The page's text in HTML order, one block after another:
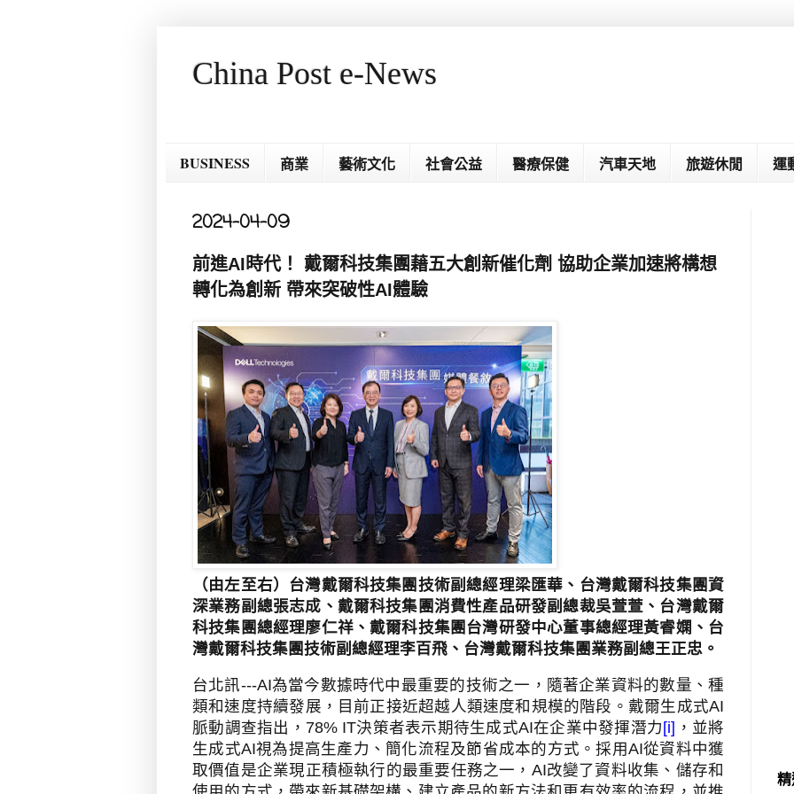
China Post e-News
BUSINESS 商業 藝術文化 社會公益 醫療保健 汽車天地 旅遊休閒 運
2024-04-09
前進AI時代！ 戴爾科技集團藉五大創新催化劑 協助企業加速將構想
轉化為創新 帶來突破性AI體驗
（由左至右）台灣戴爾科技集團技術副總經理梁匯華、台灣戴爾科技集團資
深業務副總張志成、戴爾科技集團消費性產品研發副總裁吳萱萱、台灣戴爾
科技集團總經理廖仁祥、戴爾科技集團台灣研發中心董事總經理黃睿嫻、台
灣戴爾科技集團技術副總經理李百飛、台灣戴爾科技集團業務副總王正忠。
台北訊---AI為當今數據時代中最重要的技術之一，隨著企業資料的數量、種
類和速度持續發展，目前正接近超越人類速度和規模的階段。戴爾生成式AI
脈動調查指出， 78% IT決策者表示期待生成式AI在企業中發揮潛力 [i] ，並將
生成式AI視為提高生產力、簡化流程及節省成本的方式。採用AI從資料中獲
取價值是企業現正積極執行的最重要任務之一， AI改變了資料收集、儲存和
精